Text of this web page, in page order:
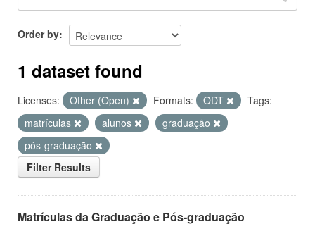
About
Order by
1 dataset found
Licenses: Other (Open) Formats: ODT
Tags:
matrículas
alunos
graduação
pós-graduação
Filter Results
Matrículas da Graduação e Pós-graduação